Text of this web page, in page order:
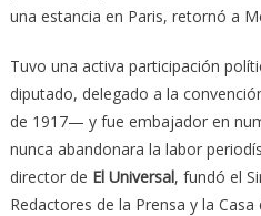
una estancia en Paris, retornó a
Tuvo una activa participación
diputado, delegado a la
de 1917— y fue embajador en
nunca abandonara la labor
director de El Universal, fundó el
Redactores de la Prensa y la